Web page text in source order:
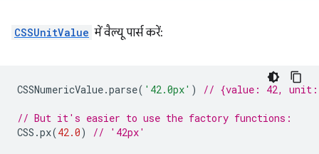
CSSUnitValue में वैल्यू पार्स करें:
CSSNumericValue.parse( '42.0px' ) // {value: 42,
// But it's easier to use the factory functions:
CSS .px(42.0) // '42px'